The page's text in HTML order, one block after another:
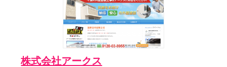
株式会社アークス